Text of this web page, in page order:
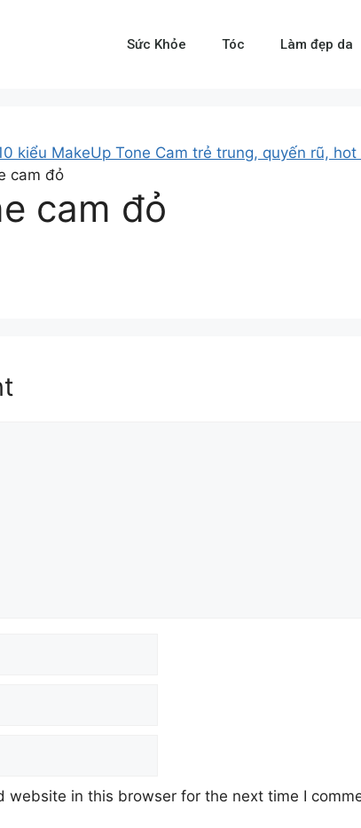
Sức Khỏe Tóc Làm đẹp da
kiểu MakeUp Tone Cam trẻ trung, quyến rũ,
cam đỏ
cam đỏ
website in this browser for the next time I